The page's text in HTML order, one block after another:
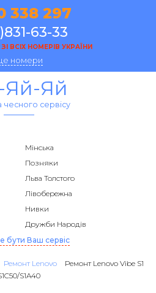
338 297
63-33
ВСІХ НОМЕРІВ УКРАЇНИ
номери
Яй
сервісу
Мінська
Позняки
Льва Толстого
Лівобережна
Нивки
Дружби Народів
бути Ваш сервіс
Ремонт Lenovo
Ремонт Lenovo Vibe S1
S1A40